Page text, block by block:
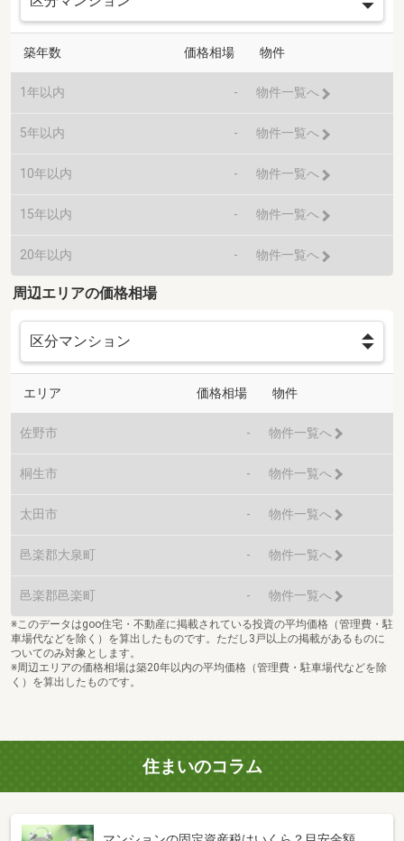
築年数 価格相場 物件
1年以内 - 物件一覧へ
5年以内 - 物件一覧へ
10年以内 - 物件一覧へ
15年以内 - 物件一覧へ
20年以内 - 物件一覧へ
周辺エリアの価格相場
エリア 価格相場 物件
佐野市 - 物件一覧へ
桐生市 - 物件一覧へ
太田市 - 物件一覧へ
邑楽郡大泉町 - 物件一覧へ
邑楽郡邑楽町 - 物件一覧へ
※このデータはgoo住宅・不動産に掲載されている投資の平均価格（管理費・駐
車場代などを除く）を算出したものです。ただし3戸以上の掲載があるものに
ついてのみ対象とします。
※周辺エリアの価格相場は築20年以内の平均価格（管理費・駐車場代などを除
く）を算出したものです。
住まいのコラム